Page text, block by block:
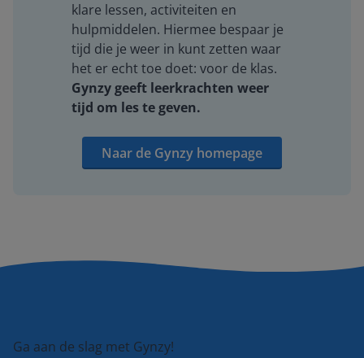
klare lessen, activiteiten en
hulpmiddelen. Hiermee bespaar je
tijd die je weer in kunt zetten waar
het er echt toe doet: voor de klas.
Gynzy geeft leerkrachten weer
tijd om les te geven.
Naar de Gynzy homepage
Ga aan de slag met Gynzy!